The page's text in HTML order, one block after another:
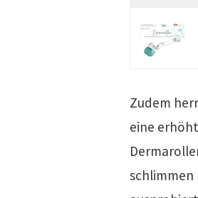
Zudem
eine
schlimmen